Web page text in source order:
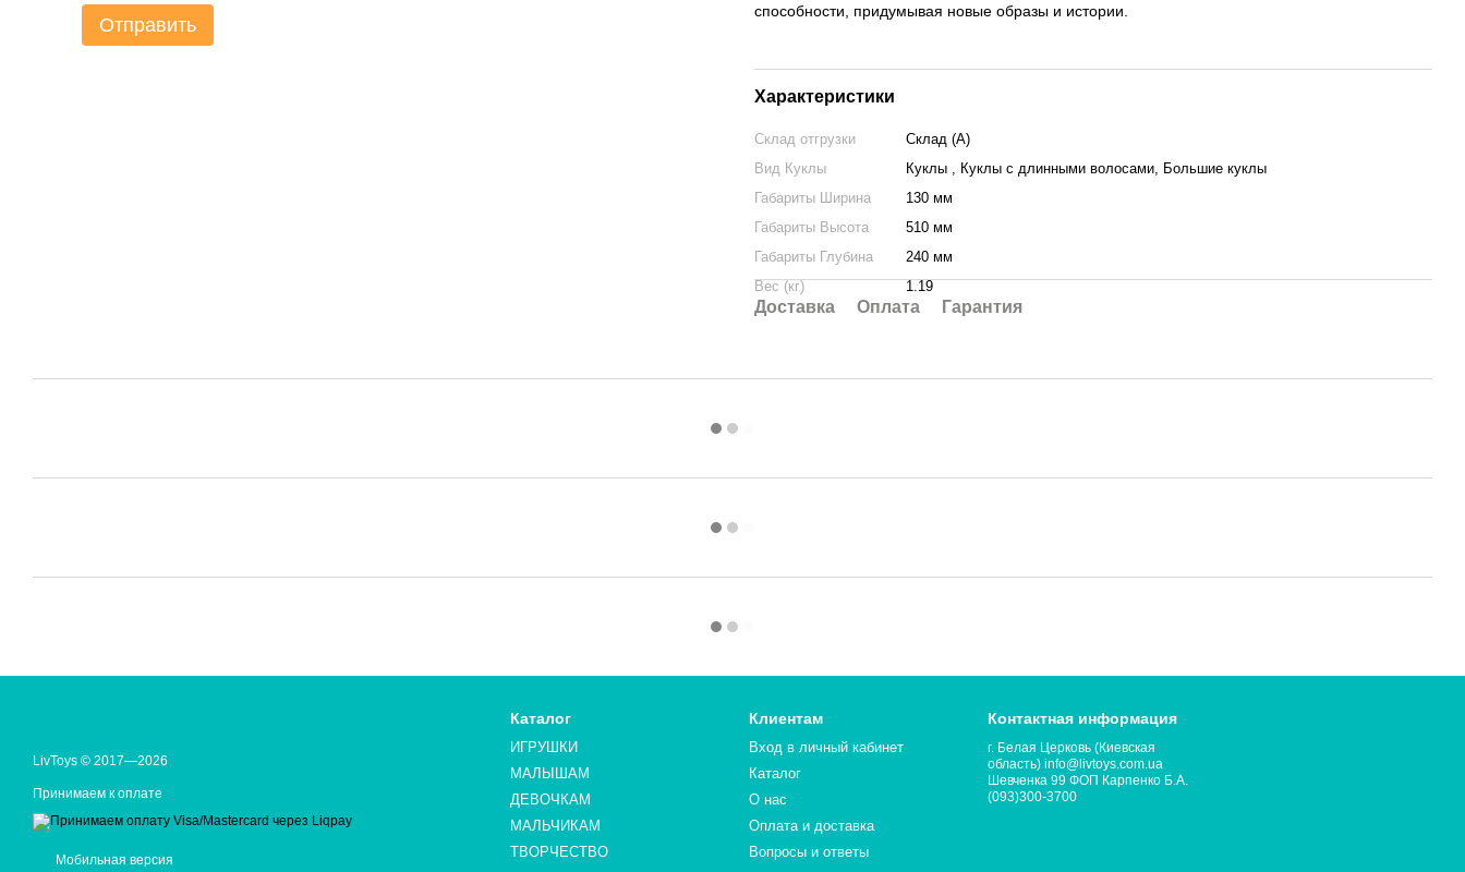
Отправить
способности, придумывая новые образы и истории.
Характеристики
Склад отгрузки
Склад (А)
Вид Куклы
Куклы , Куклы с длинными волосами, Большие куклы
Габариты Ширина
130 мм
Габариты Высота
510 мм
Габариты Глубина
240 мм
Вес (кг)
1.19
Доставка Оплата Гарантия
LivToys © 2017—2026
Принимаем к оплате
Мобильная версия
Каталог
ИГРУШКИ
МАЛЫШАМ
ДЕВОЧКАМ
МАЛЬЧИКАМ
ТВОРЧЕСТВО
Клиентам
Вход в личный кабинет
Каталог
О нас
Оплата и доставка
Вопросы и ответы
Контактная информация
г. Белая Церковь (Киевская
область) info@livtoys.com.ua
Шевченка 99 ФОП Карпенко Б.А.
(093)300-3700